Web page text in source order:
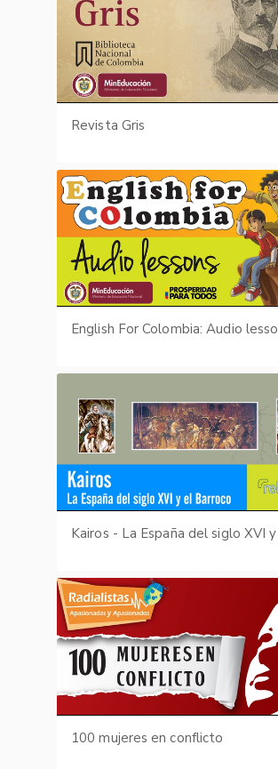
Revista Gris
English For Colombia: Audio
100 mujeres en conflicto